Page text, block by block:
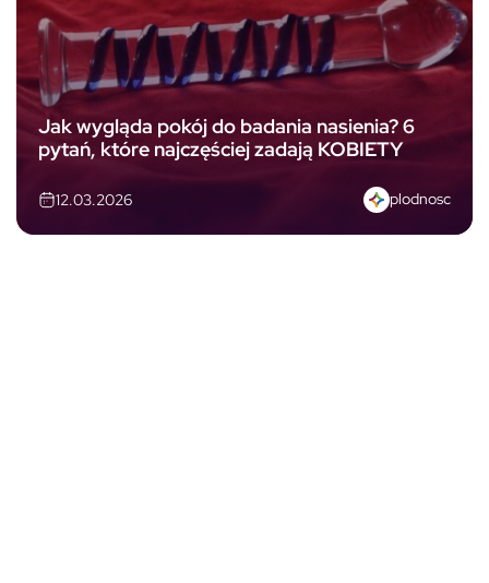
Jak wygląda pokój do badania nasienia? 6
pytań, które najczęściej zadają KOBIETY
12.03.2026 plodnosc